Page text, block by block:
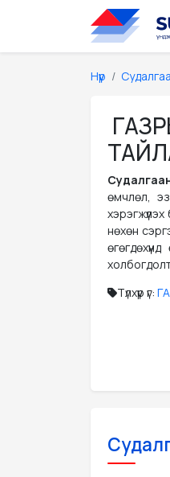
Нүүр Судалгаа
өмчлөл,
нөхөн
Түлхүүр үг: